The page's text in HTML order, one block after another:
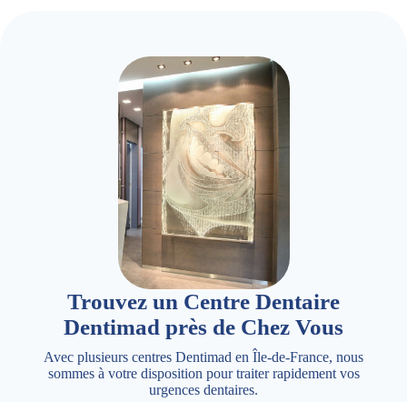
Trouvez un Centre Dentaire
Dentimad près de Chez Vous
Avec plusieurs centres Dentimad en Île-de-France, nous
sommes à votre disposition pour traiter rapidement vos
urgences dentaires.